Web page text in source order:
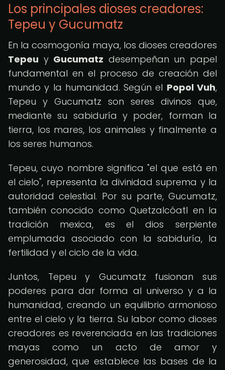
Los principales dioses creadores:
Tepeu y Gucumatz
En la cosmogonía maya, los dioses creadores
Tepeu y Gucumatz desempeñan un papel
fundamental en el proceso de creación del
mundo y la humanidad. Según el Popol Vuh,
Tepeu y Gucumatz son seres divinos que,
mediante su sabiduría y poder, forman la
tierra, los mares, los animales y finalmente a
los seres humanos.
Tepeu, cuyo nombre significa "el que está en
el cielo", representa la divinidad suprema y la
autoridad celestial. Por su parte, Gucumatz,
también conocido como Quetzalcóatl en la
tradición mexica, es el dios serpiente
emplumada asociado con la sabiduría, la
fertilidad y el ciclo de la vida.
Juntos, Tepeu y Gucumatz fusionan sus
poderes para dar forma al universo y a la
humanidad, creando un equilibrio armonioso
entre el cielo y la tierra. Su labor como dioses
creadores es reverenciada en las tradiciones
mayas como un acto de amor y
generosidad, que establece las bases de la